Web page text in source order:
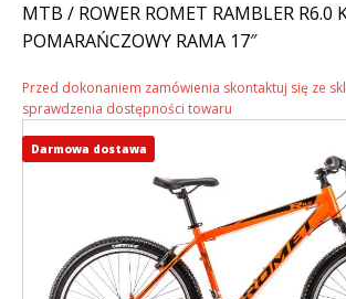
MTB / ROWER ROMET RAMBLER R6.0
POMARAŃCZOWY RAMA 17″
Przed dokonaniem zamówienia skontaktuj się ze
sprawdzenia dostępności towaru
Darmowa dostawa